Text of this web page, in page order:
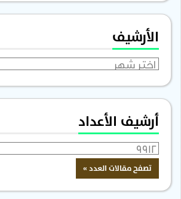
الأرشيف
الأرشيف
أرشيف الأعداد